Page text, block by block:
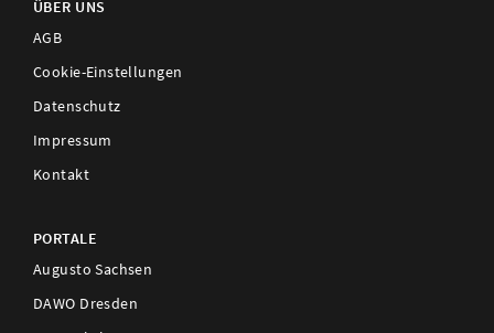
ÜBER UNS
AGB
Cookie-Einstellungen
Datenschutz
Impressum
Kontakt
PORTALE
Augusto Sachsen
DAWO Dresden